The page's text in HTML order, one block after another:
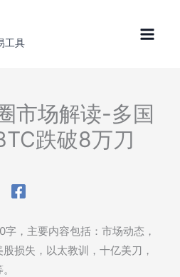
工具
市场解读-多国
跌破8万刀
，主要内容包括：市场动态，
损失，以太教训，十亿美刀，